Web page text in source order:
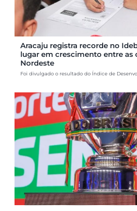
Aracaju registra recorde no
lugar em crescimento entre as
Nordeste
Foi divulgado o resultado do Índice de